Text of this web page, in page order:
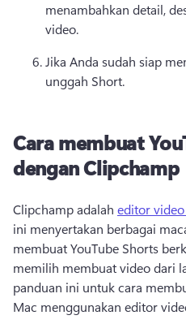
menambahkan detail,
video.
Jika Anda sudah siap
unggah Short.
Cara membuat
dengan Clipchamp
Clipchamp adalah editor
ini menyertakan berbagai
membuat YouTube Shorts
memilih membuat video dari
panduan ini untuk cara
Mac menggunakan editor